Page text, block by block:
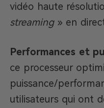
vidéo haute
streaming» en
Performances et
ce processeur
puissance/
utilisateurs qui ont